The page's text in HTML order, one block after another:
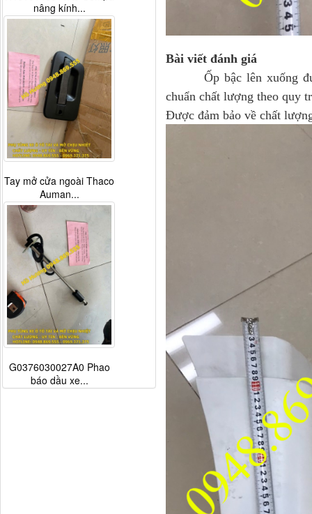
Bài viết đánh giá
Ốp bậc lên xuống
chuẩn chất lượng theo quy
Được đảm bảo về chất
nâng kính...
Tay mở cửa ngoài Thaco
Auman...
G0376030027A0 Phao
báo dầu xe...